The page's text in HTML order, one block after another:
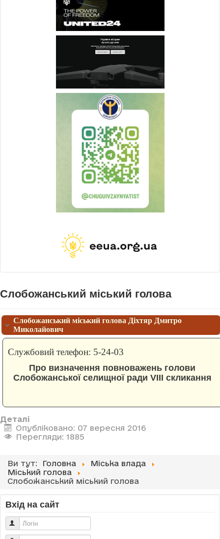
Слобожанський міський голова
Слобожанський міський голова Діхтяр Дмитро
Миколайович
Службовий телефон: 5-24-03
Про визначення повноважень голови
Слобожанської селищної ради VIII скликання
Деталі
Опубліковано: 07 вересня 2016
Перегляди: 1885
Ви тут: Головна
Міська влада
Міський голова
Слобожанський міський голова
Вхід на сайт
Логін